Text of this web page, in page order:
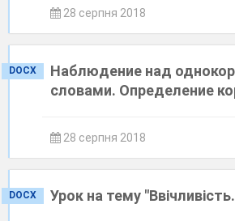
28 серпня 2018
DOCX
Наблюдение над
словами. Определение
28 серпня 2018
DOCX Урок на тему